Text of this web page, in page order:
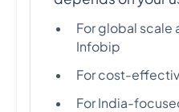
For global scale
Infobip
For cost-
For India-